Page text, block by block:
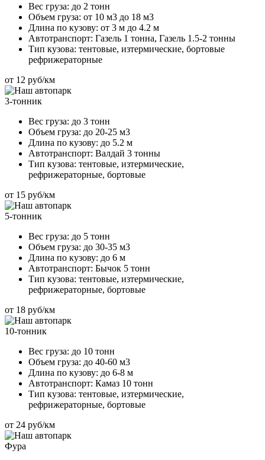
Вес груза: до 2 тонн
Объем груза: от 10 м3 до 18 м3
Длина по кузову: от 3 м до 4.2 м
Автотранспорт: Газель 1 тонна, Газель 1.5-2 тонны
Тип кузова: тентовые, изтермические, бортовые
рефрижераторные
от 12 руб/км
3-тонник
Вес груза: до 3 тонн
Объем груза: до 20-25 м3
Длина по кузову: до 5.2 м
Автотранспорт: Валдай 3 тонны
Тип кузова: тентовые, изтермические,
рефрижераторные, бортовые
от 15 руб/км
5-тонник
Вес груза: до 5 тонн
Объем груза: до 30-35 м3
Длина по кузову: до 6 м
Автотранспорт: Бычок 5 тонн
Тип кузова: тентовые, изтермические,
рефрижераторные, бортовые
от 18 руб/км
10-тонник
Вес груза: до 10 тонн
Объем груза: до 40-60 м3
Длина по кузову: до 6-8 м
Автотранспорт: Камаз 10 тонн
Тип кузова: тентовые, изтермические,
рефрижераторные, бортовые
от 24 руб/км
Фура